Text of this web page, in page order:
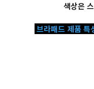
색상은
브라패드 제품 특